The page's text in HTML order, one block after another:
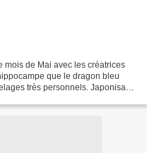
mois de Mai avec les créatrices
que le dragon bleu
très personnels. Japonisant